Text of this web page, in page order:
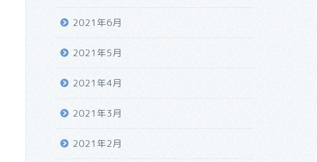
2021年6月
2021年5月
2021年4月
2021年3月
2021年2月